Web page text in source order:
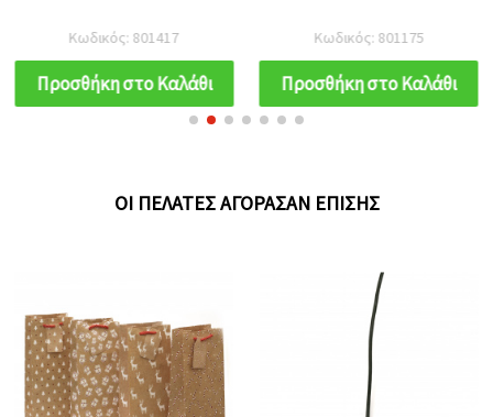
Κωδικός: 801417
Προσθήκη στο Καλάθι
Κωδικός: 801175
Προσθήκη στο Καλάθι
ΟΙ ΠΕΛΆΤΕΣ ΑΓΌΡΑΣΑΝ ΕΠΊΣΗΣ